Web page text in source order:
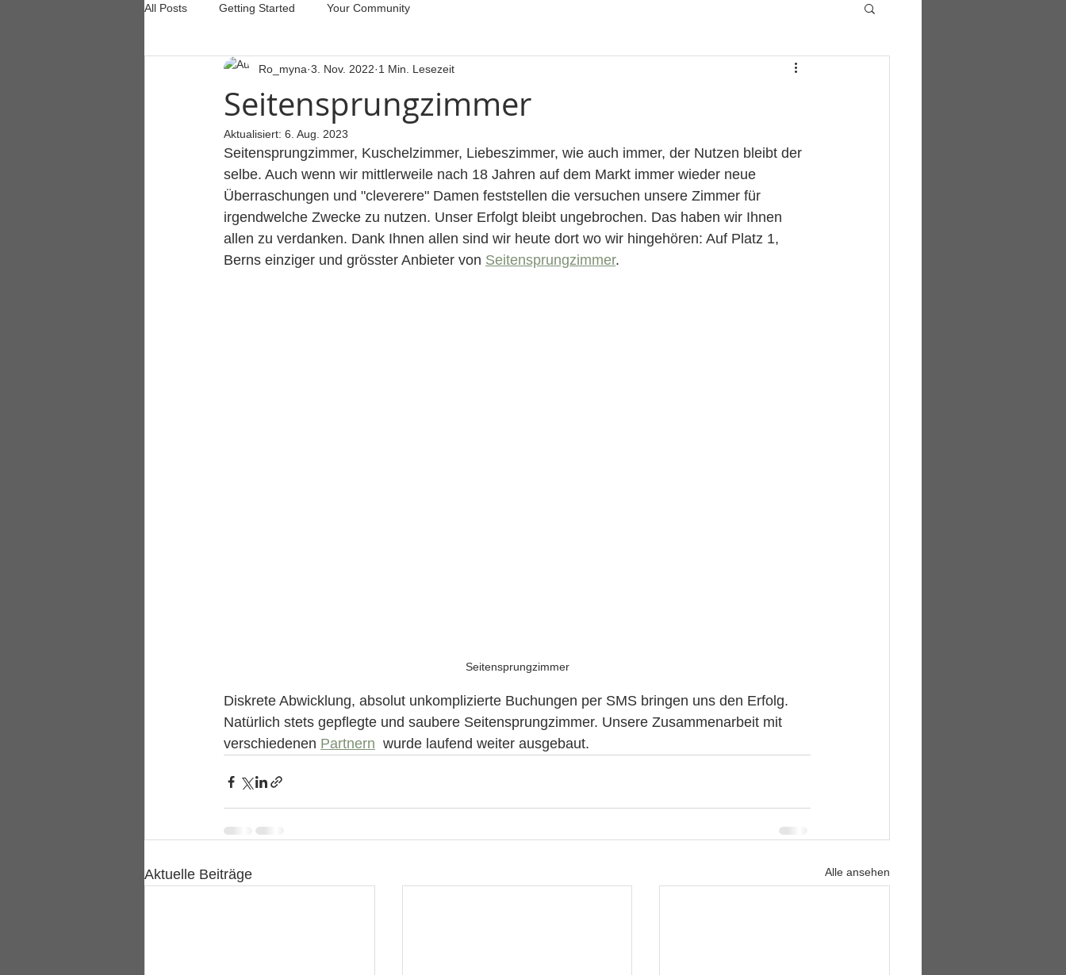
All Posts Getting Started Your Community
Seitensprungzimmer
Ro_myna 3. Nov. 2022 1 Min. Lesezeit
Aktualisiert: 6. Aug. 2023
Seitensprungzimmer, Kuschelzimmer, Liebeszimmer, wie auch immer, der Nutzen bleibt der
selbe. Auch wenn wir mittlerweile nach 18 Jahren auf dem Markt immer wieder neue
Überraschungen und "cleverere" Damen feststellen die versuchen unsere Zimmer für
irgendwelche Zwecke zu nutzen. Unser Erfolgt bleibt ungebrochen. Das haben wir Ihnen
allen zu verdanken. Dank Ihnen allen sind wir heute dort wo wir hingehören: Auf Platz 1,
Berns einziger und grösster Anbieter von Seitensprungzimmer.
Seitensprungzimmer
Diskrete Abwicklung, absolut unkomplizierte Buchungen per SMS bringen uns den Erfolg.
Natürlich stets gepflegte und saubere Seitensprungzimmer. Unsere Zusammenarbeit mit
verschiedenen Partnern
  wurde laufend weiter ausgebaut.
Aktuelle Beiträge Alle ansehen